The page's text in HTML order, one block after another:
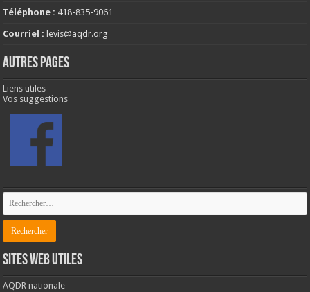
Téléphone : 418-835-9061
Courriel : levis@aqdr.org
AUTRES PAGES
Liens utiles
Vos suggestions
SITES WEB UTILES
AQDR nationale